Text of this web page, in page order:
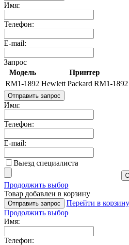
Имя:
Телефон:
E-mail:
Запрос
Модель
Принтер
RM1-1892 Hewlett Packard RM1-1892
Отправить запрос
Имя:
Телефон:
E-mail:
Выезд специалиста
Продолжить выбор
Товар добавлен в корзину
Отправить запрос
Перейти в корзину
Продолжить выбор
Имя:
Телефон: